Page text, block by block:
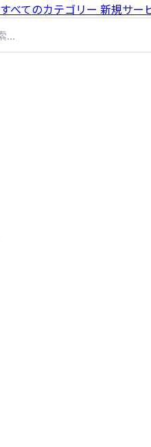
すべてのカテゴリー 新規サー